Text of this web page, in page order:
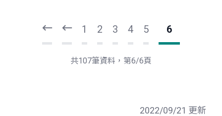
1 2 3 4 5 6
共107筆資料，第6/6頁
2022/09/21 更新